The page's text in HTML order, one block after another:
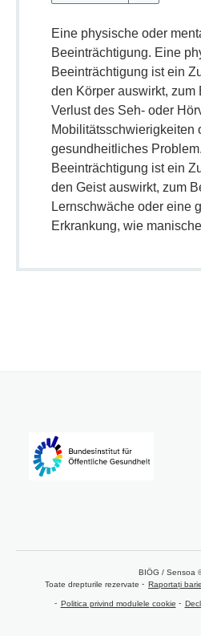
Eine physische oder
Beeinträchtigung. Eine
Beeinträchtigung ist ein
den Körper auswirkt, zum
Verlust des Seh- oder
Mobilitätsschwierigkeiten
gesundheitliches
Beeinträchtigung ist ein
den Geist auswirkt, zum
Lernschwäche oder eine
Erkrankung, wie
BIÖG / Sensoa
Toate drepturile rezervate
Raportați
Politica privind modulele cookie